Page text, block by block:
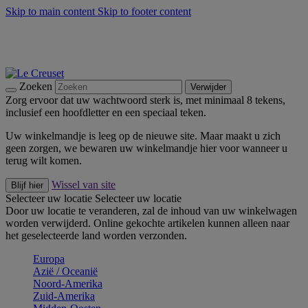
Skip to main content Skip to footer content
Zoeken Verwijder
Zorg ervoor dat uw wachtwoord sterk is, met minimaal 8 tekens,
inclusief een hoofdletter en een speciaal teken.
Uw winkelmandje is leeg op de nieuwe site. Maar maakt u zich
geen zorgen, we bewaren uw winkelmandje hier voor wanneer u
terug wilt komen.
Blijf hier
Wissel van site
Selecteer uw locatie Selecteer uw locatie
Door uw locatie te veranderen, zal de inhoud van uw winkelwagen
worden verwijderd. Online gekochte artikelen kunnen alleen naar
het geselecteerde land worden verzonden.
Europa
Aziё / Oceaniё
Noord-Amerika
Zuid-Amerika